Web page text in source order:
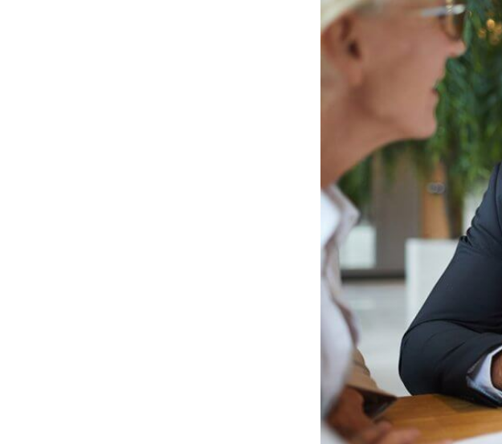
Remote Working & Video e Audio Conferencing
Business Intelligence, Analitiche e Intelligenza
Project
Finanza &
Risk Management
Sistemi di Gestione